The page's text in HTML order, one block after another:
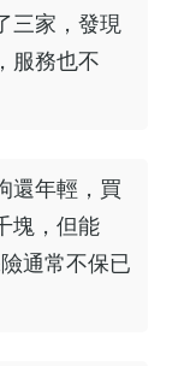
三家，發現
服務也不
還年輕，買
塊，但能
通常不保已